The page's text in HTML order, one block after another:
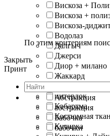
Вискоза +
Вискоза +
Вискоза-
Водолаз
Далгыч
Джерси
Диор + милано
Жаккард
интерлок
Кабартма
Костюмная
Кулирка
По этим критериям
Закрыть
Принт
Абстракция
абстракция
Бабочка
бабочки